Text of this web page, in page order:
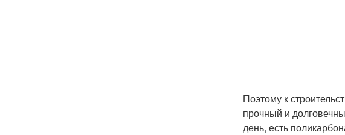
Поэтому к
прочный и
день, есть